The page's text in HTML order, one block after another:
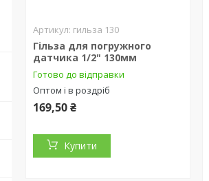
гильза 130
Гільза для погружного
датчика 1/2" 130мм
Готово до відправки
Оптом і в роздріб
169,50 ₴
Купити